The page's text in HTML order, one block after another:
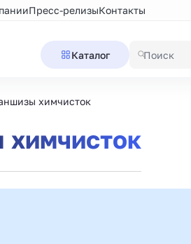
Пресс-релизыКонтакты
Каталог
химчисток